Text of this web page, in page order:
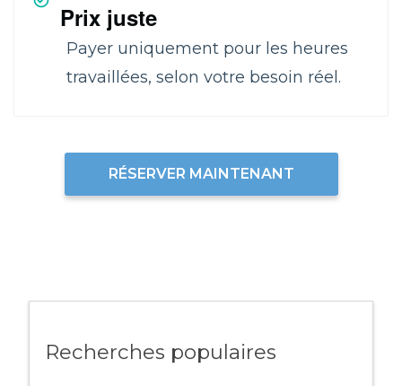
Prix juste
Payer uniquement pour les heures
travaillées, selon votre besoin réel.
RÉSERVER MAINTENANT
Recherches populaires